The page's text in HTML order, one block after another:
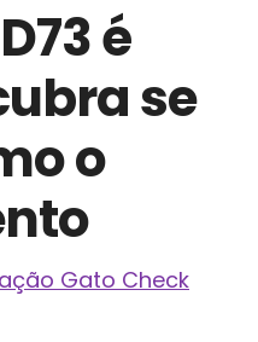
é
se
o
Gato Check